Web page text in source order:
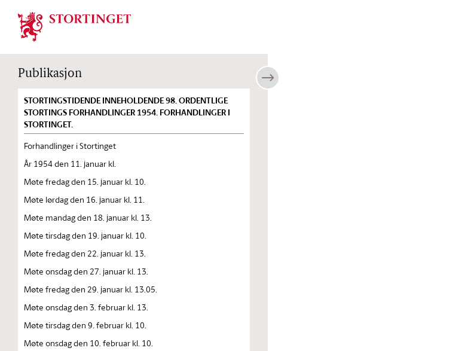
Stortinget.no
Publikasjon
STORTINGSTIDENDE INNEHOLDENDE 98. ORDENTLIGE
STORTINGS FORHANDLINGER 1954. FORHANDLINGER I
STORTINGET.
Forhandlinger i Stortinget
År 1954 den 11. januar kl.
Møte fredag den 15. januar kl. 10.
Møte lørdag den 16. januar kl. 11.
Møte mandag den 18. januar kl. 13.
Møte tirsdag den 19. januar kl. 10.
Møte fredag den 22. januar kl. 13.
Møte onsdag den 27. januar kl. 13.
Møte fredag den 29. januar kl. 13.05.
Møte onsdag den 3. februar kl. 13.
Møte tirsdag den 9. februar kl. 10.
Møte onsdag den 10. februar kl. 10.